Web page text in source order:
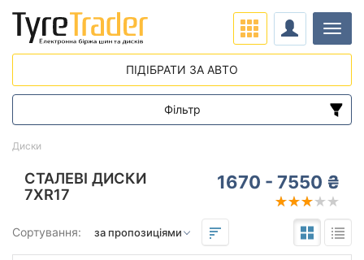
СТАЛЕВІ ДИСКИ
7XR17
1670 - 7550 ₴
Сортування:
Диски
ПІДІБРАТИ ЗА АВТО
Фільтр
від